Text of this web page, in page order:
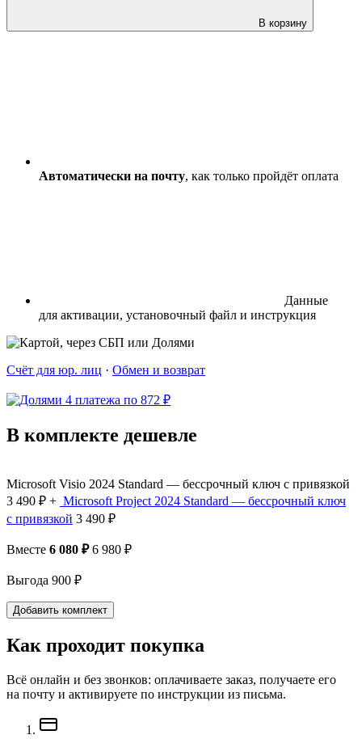
В корзину
Автоматически на почту, как только пройдёт оплата
Данные
для активации, установочный файл и инструкция
Счёт для юр. лиц · Обмен и возврат
4 платежа по 872 ₽
В комплекте дешевле
Microsoft Visio 2024 Standard — бессрочный ключ с привязкой
3 490 ₽ + Microsoft Project 2024 Standard — бессрочный ключ
с привязкой 3 490 ₽
Вместе 6 080 ₽ 6 980 ₽
Выгода 900 ₽
Добавить комплект
Как проходит покупка
Всё онлайн и без звонков: оплачиваете заказ, получаете его
на почту и активируете по инструкции из письма.